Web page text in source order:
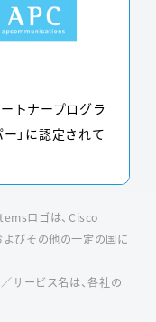
トナープログラ
」に認定されて
ロゴは、Cisco
びその他の一定の国に
サービス名は、各社の